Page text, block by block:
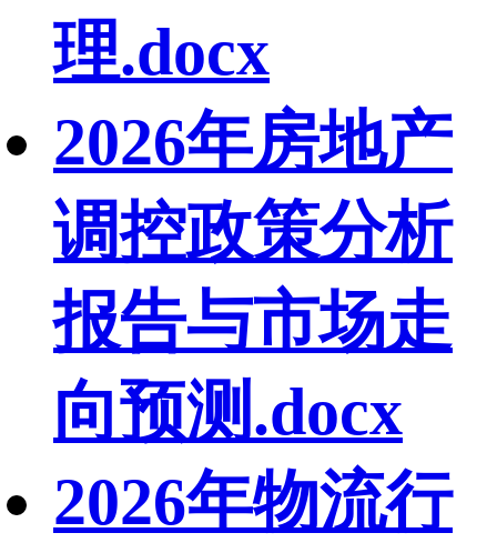
理.docx
2026年房地产
调控政策分析
报告与市场走
向预测.docx
2026年物流行